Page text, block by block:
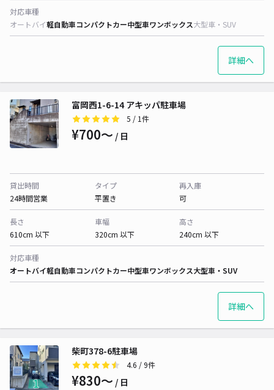
対応車種
オートバイ軽自動車コンパクトカー中型車ワンボックス大型車・SUV
詳細へ
富岡西1-6-14 アキッパ駐車場
5 / 1件
¥700〜 / 日
貸出時間
24時間営業
タイプ
平置き
再入庫
可
長さ
610cm 以下
車幅
320cm 以下
高さ
240cm 以下
対応車種
オートバイ軽自動車コンパクトカー中型車ワンボックス大型車・SUV
詳細へ
柴町378-6駐車場
4.6 / 9件
¥830〜 / 日